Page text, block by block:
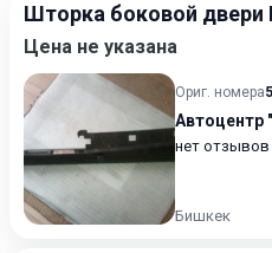
Шторка боковой двери
Цена не указана
Ориг. номера
Автоцентр
нет отзывов
Бишкек